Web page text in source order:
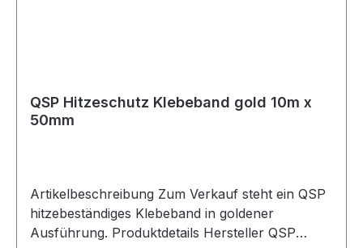
QSP Hitzeschutz Klebeband gold 10m x
50mm
Artikelbeschreibung Zum Verkauf steht ein QSP
hitzebeständiges Klebeband in goldener
Ausführung. Produktdetails Hersteller QSP